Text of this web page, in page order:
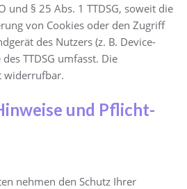
und § 25 Abs. 1 TTDSG, soweit die
von Cookies oder den Zugriff
des Nutzers (z. B. Device-
TTDSG umfasst. Die
widerrufbar.
und Pflicht­
nehmen den Schutz Ihrer